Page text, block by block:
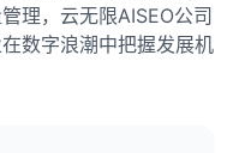
理，云无限AISEO公司
数字浪潮中把握发展机